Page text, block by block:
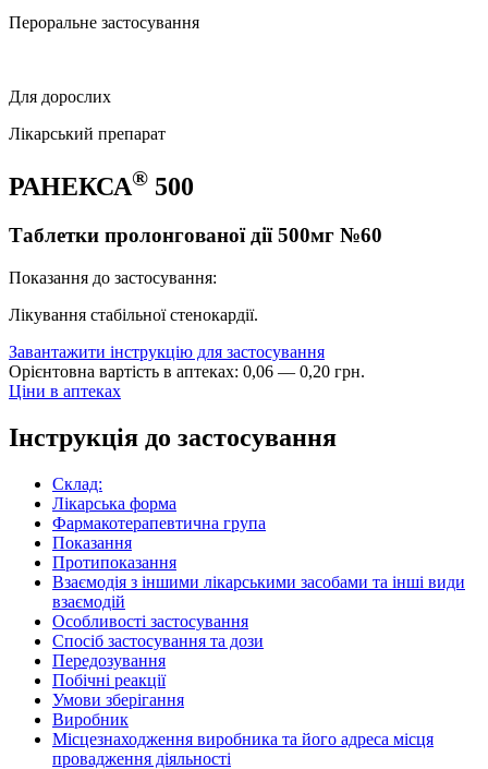
Пероральне застосування
Для дорослих
Лікарський препарат
РАНЕКСА® 500
Таблетки пролонгованої дії 500мг №60
Показання до застосування:
Лікування стабільної стенокардії.
Завантажити інструкцію для застосування
Орієнтовна вартість в аптеках: 0,06 — 0,20 грн.
Ціни в аптеках
Інструкція до застосування
Склад:
Лікарська форма
Фармакотерапевтична група
Показання
Протипоказання
Взаємодія з іншими лікарськими засобами та інші види
взаємодій
Особливості застосування
Спосіб застосування та дози
Передозування
Побічні реакції
Умови зберігання
Виробник
Місцезнаходження виробника та його адреса місця
провадження діяльності